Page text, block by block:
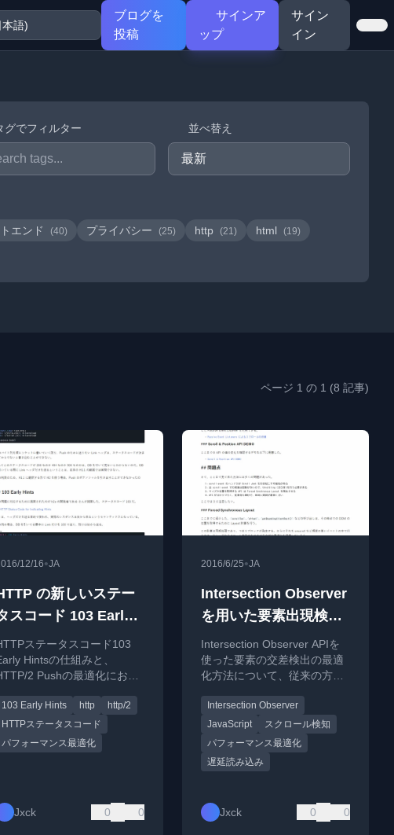
ブログを
投稿
サインア
ップ
サイン
イン
グでフィルター 並べ替え
エンド (40) プライバシー (25) http (21) html (19)
ページ 1 の 1 (8 記事)
12/16•JA
の新しいステー
スコード 103 Early
ステータスコード103
Hintsの仕組みと、
2 Pushの最適化におけ
103 Early Hints http
http/2
HTTPステータスコード
パフォーマンス最適化
Jxck 0 0
2016/6/25•JA
Intersection Observer
を用いた要素出現検出
の最適化
Intersection Observer APIを
使った要素の交差検出の最適
化方法について、従来の方法
Intersection Observer
JavaScript
スクロール検知
パフォーマンス最適化
遅延読み込み
Jxck 0 0